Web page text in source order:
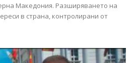
Македония. Разширяването на
в страна, контролирани от